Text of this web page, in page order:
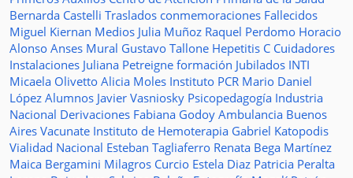
Bernarda Castelli Traslados conmemoraciones Fallecidos
Miguel Kiernan Medios Julia Muñoz Raquel Perdomo Horacio
Alonso Anses Mural Gustavo Tallone Hepetitis C Cuidadores
Instalaciones Juliana Petreigne formación Jubilados INTI
Micaela Olivetto Alicia Moles Instituto PCR Mario Daniel
López Alumnos Javier Vasniosky Psicopedagogía Industria
Nacional Derivaciones Fabiana Godoy Ambulancia Buenos
Aires Vacunate Instituto de Hemoterapia Gabriel Katopodis
Vialidad Nacional Esteban Tagliaferro Renata Bega Martínez
Maica Bergamini Milagros Curcio Estela Diaz Patricia Peralta